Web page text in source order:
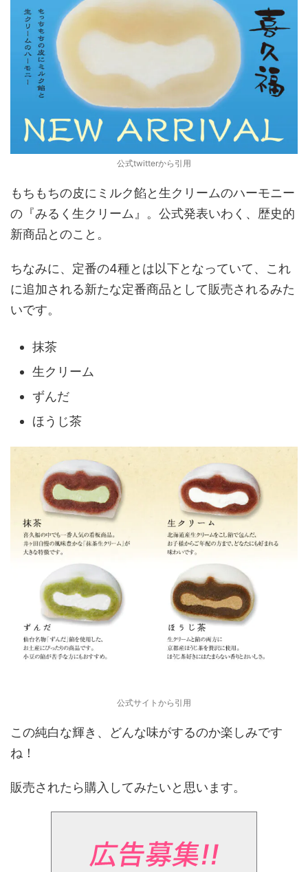
公式twitterから引用
もちもちの皮にミルク餡と生クリームのハーモニー
の『みるく生クリーム』。公式発表いわく、歴史的
新商品とのこと。
ちなみに、定番の4種とは以下となっていて、これ
に追加される新たな定番商品として販売されるみた
いです。
抹茶
生クリーム
ずんだ
ほうじ茶
公式サイトから引用
この純白な輝き、どんな味がするのか楽しみです
ね！
販売されたら購入してみたいと思います。